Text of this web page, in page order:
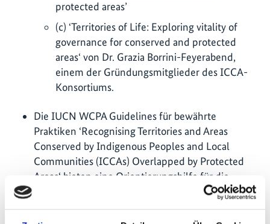
protected areas’
(c) ‘Territories of Life: Exploring vitality of
governance for conserved and protected
areas‘ von Dr. Grazia Borrini-Feyerabend,
einem der Gründungsmitglieder des ICCA-
Konsortiums.
Die IUCN WCPA Guidelines für bewährte
Praktiken ‘Recognising Territories and Areas
Conserved by Indigenous Peoples and Local
Communities (ICCAs) Overlapped by Protected
Areas‘ bieten eine Orientierungshilfe für die
Anerkennung und Achtung der Rechte und
Naturschutzbeiträge von ICCAs innerhalb offiziell
ausgewiesener Schutzgebiete. Die 2024